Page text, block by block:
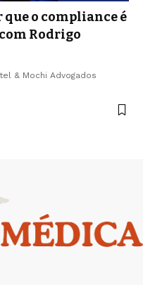
o compliance é
Rodrigo
& Mochi Advogados